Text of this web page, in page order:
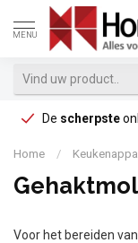
MENU
De scherpste
Home /
Voor het bereiden